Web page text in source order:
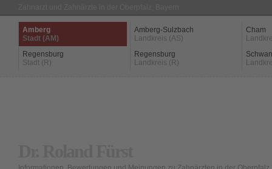
Amberg
Stadt (AM)
Amberg-Sulzbach
Landkreis (AS)
Cham
Regensburg
Stadt (R)
Regensburg
Landkreis (R)